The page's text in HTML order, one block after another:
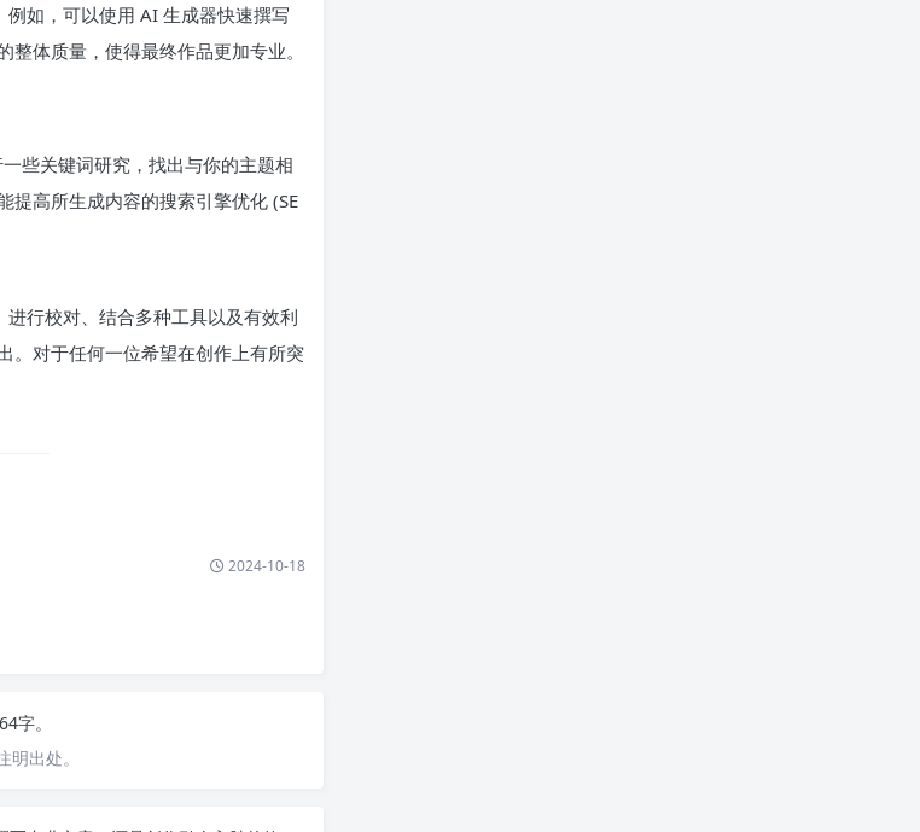
如，可以使用 AI 生成器快速撰写
体质量，使得最终作品更加专业。
些关键词研究，找出与你的主题相
提高所生成内容的搜索引擎优化 (SE
行校对、结合多种工具以及有效利
。对于任何一位希望在创作上有所突
2024-10-18
字。
出处。